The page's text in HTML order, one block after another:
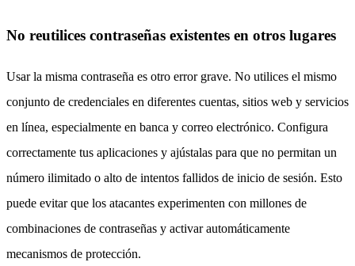
No reutilices contraseñas existentes en otros lugares
Usar la misma contraseña es otro error grave. No utilices el mismo
conjunto de credenciales en diferentes cuentas, sitios web y servicios
en línea, especialmente en banca y correo electrónico. Configura
correctamente tus aplicaciones y ajústalas para que no permitan un
número ilimitado o alto de intentos fallidos de inicio de sesión. Esto
puede evitar que los atacantes experimenten con millones de
combinaciones de contraseñas y activar automáticamente
mecanismos de protección.